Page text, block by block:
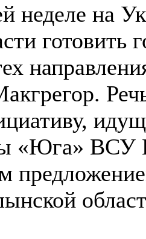
неделе на
готовить
«Юга» ВСУ